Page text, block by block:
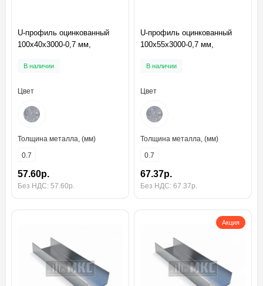
U-профиль оцинкованный
100x40x3000-0,7 мм,
В наличии
Цвет
Толщина металла, (мм)
0.7
57.60р.
Без НДС: 57.60р.
U-профиль оцинкованный
100x55x3000-0,7 мм,
В наличии
Цвет
Толщина металла, (мм)
0.7
67.37р.
Без НДС: 67.37р.
Акция